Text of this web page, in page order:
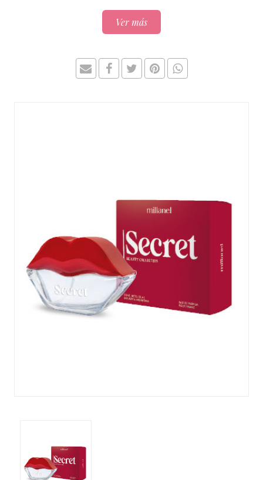
Ver más